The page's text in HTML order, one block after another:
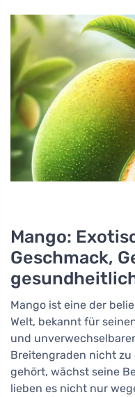
Mango:
Geschmack,
Mango ist eine der
Welt, bekannt für
und
Breitengraden nicht
gehört, wächst seine
lieben es nicht nur